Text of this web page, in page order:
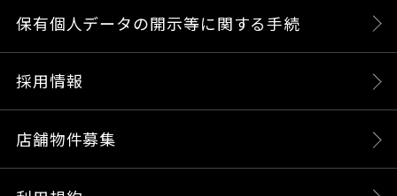
保有個人データの開示等に関する手続
採用情報
店舗物件募集